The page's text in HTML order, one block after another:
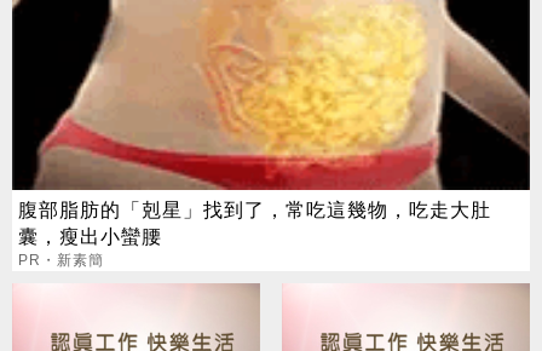
腹部脂肪的「剋星」找到了，常吃這幾物，吃走大肚
囊，瘦出小蠻腰
PR・新素簡